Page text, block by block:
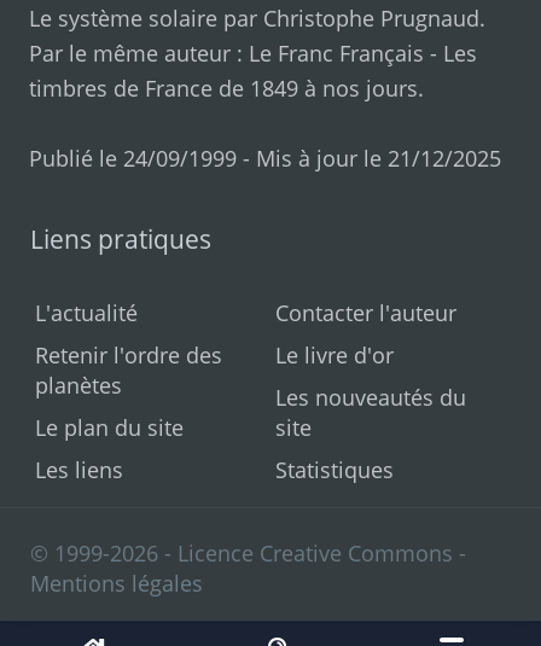
Le système solaire par Christophe Prugnaud.
Par le même auteur : Le Franc Français - Les
timbres de France de 1849 à nos jours.
Publié le 24/09/1999 - Mis à jour le 21/12/2025
Liens pratiques
L'actualité
Retenir l'ordre des
planètes
Le plan du site
Les liens
Contacter l'auteur
Le livre d'or
Les nouveautés du
site
Statistiques
© 1999-2026 - Licence Creative Commons -
Mentions légales